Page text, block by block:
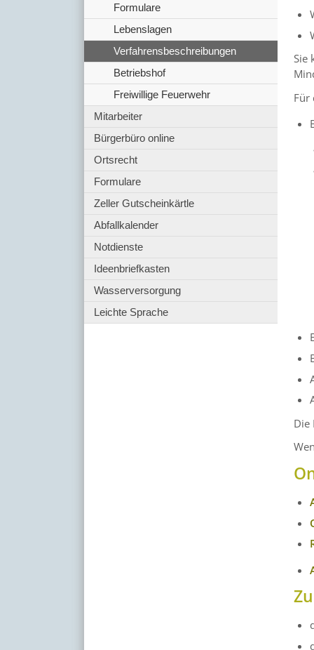
Formulare
Lebenslagen
Verfahrensbeschreibungen
Betriebshof
Freiwillige Feuerwehr
Mitarbeiter
Bürgerbüro online
Ortsrecht
Formulare
Zeller Gutscheinkärtle
Abfallkalender
Notdienste
Ideenbriefkasten
Wasserversorgung
Leichte Sprache
Sie
Für
Die